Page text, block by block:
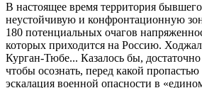
В настоящее время территория
неустойчивую и конфронтационную
180 потенциальных очагов
которых приходится на Россию.
Курган-Тюбе... Казалось бы, достаточно
чтобы осознать, перед какой
эскалация военной опасности в